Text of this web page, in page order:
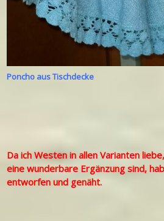
Poncho aus Tischdecke
Da ich Westen in allen Varianten
eine wunderbare Ergänzung sind,
entworfen und genäht.